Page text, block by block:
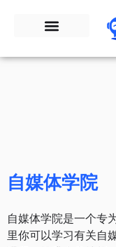
自媒体学院
自媒体学院是一个专
里你可以学习有关自